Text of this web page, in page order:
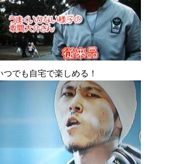
つでも自宅で楽しめる！